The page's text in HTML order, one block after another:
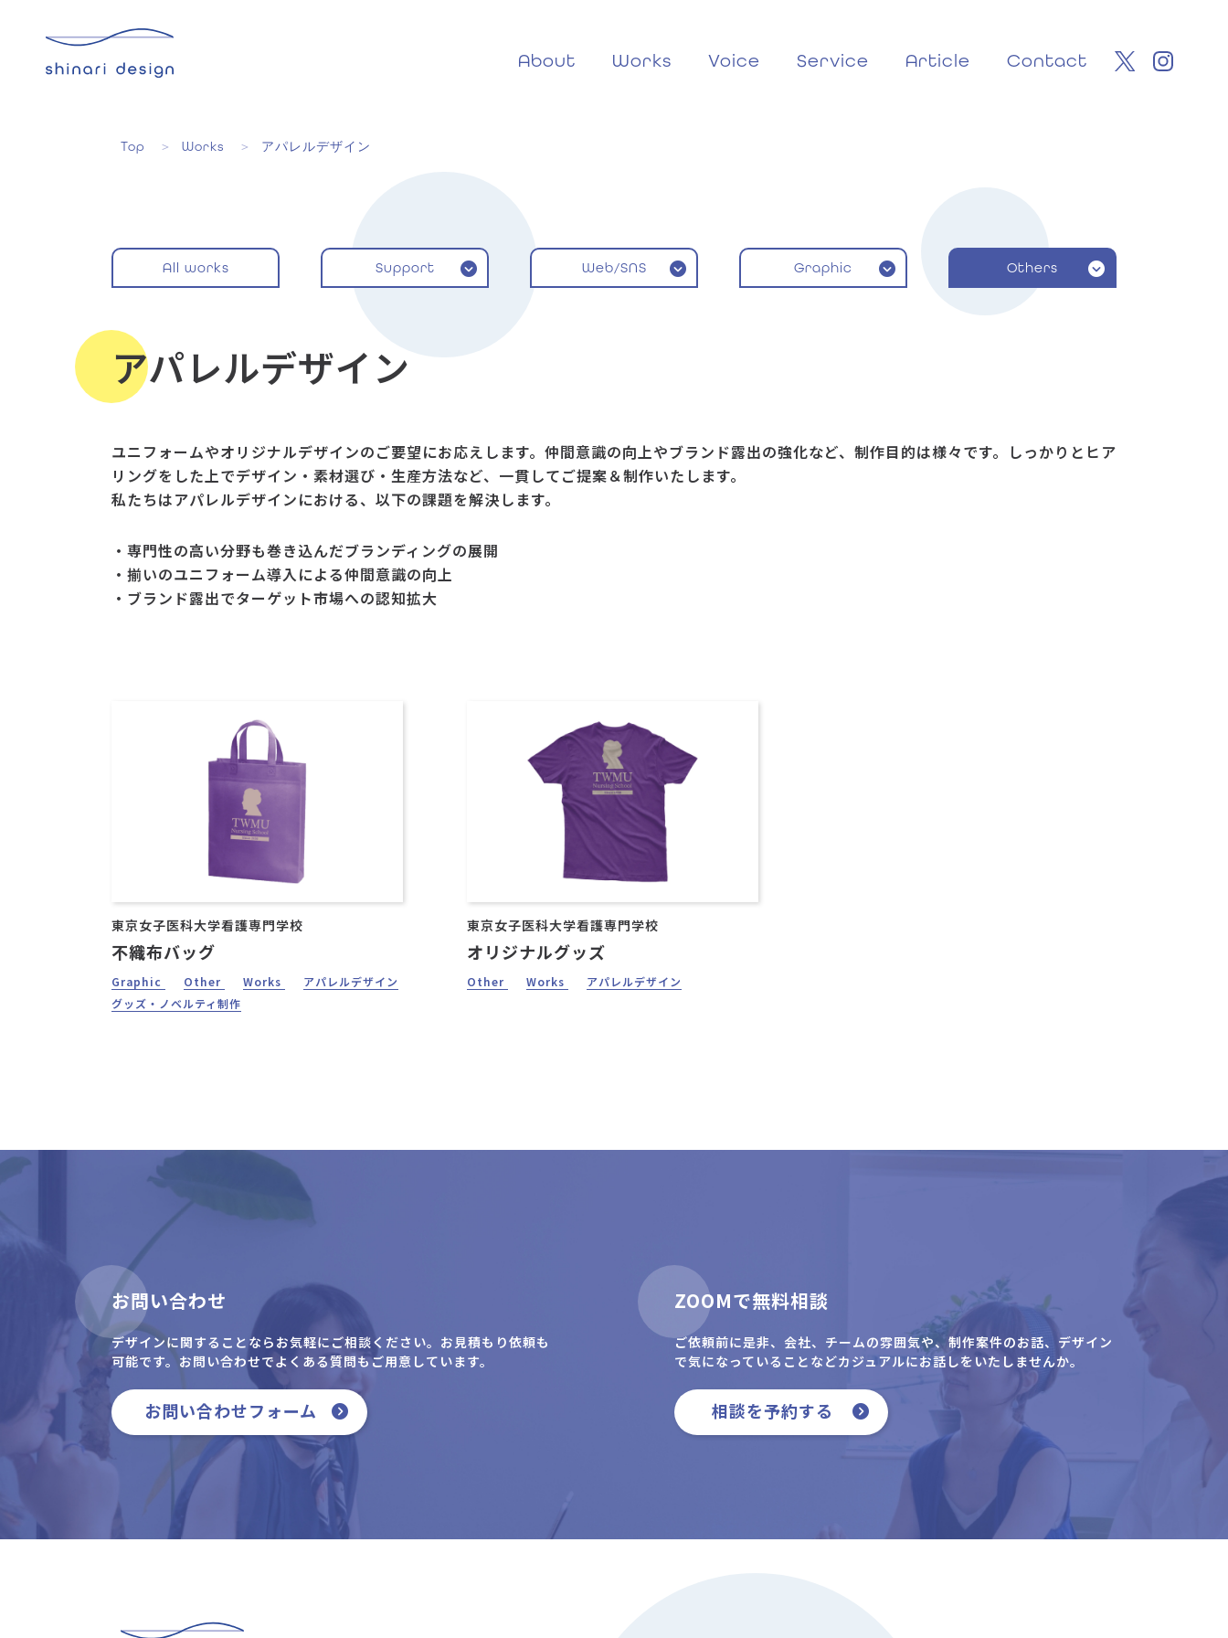
About Works Voice Service Article Contact
Top Works アパレルデザイン
All works Support Web/SNS Graphic Others
アパレルデザイン
ユニフォームやオリジナルデザインのご要望にお応えします。仲間意識の向上やブランド露出の強化など、制作目的は様々です。しっかりとヒア
リングをした上でデザイン・素材選び・生産方法など、一貫してご提案＆制作いたします。
私たちはアパレルデザインにおける、以下の課題を解決します。
・専門性の高い分野も巻き込んだブランディングの展開
・揃いのユニフォーム導入による仲間意識の向上
・ブランド露出でターゲット市場への認知拡大
東京女子医科大学看護専門学校
不織布バッグ
Graphic Other Works
アパレルデザイン
グッズ・ノベルティ制作
東京女子医科大学看護専門学校
オリジナルグッズ
Other Works アパレルデザイン
お問い合わせ
デザインに関することならお気軽にご相談ください。お見積もり依頼も
可能です。お問い合わせでよくある質問もご用意しています。
お問い合わせフォーム
ZOOMで無料相談
ご依頼前に是非、会社、チームの雰囲気や、制作案件のお話、デザイン
で気になっていることなどカジュアルにお話しをいたしませんか。
相談を予約する